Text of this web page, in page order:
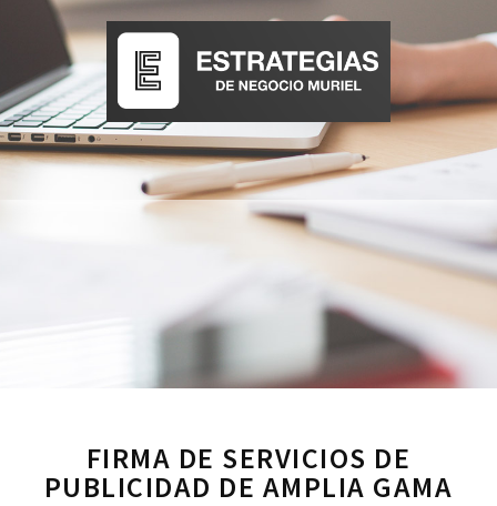
FIRMA DE SERVICIOS DE
PUBLICIDAD DE AMPLIA GAMA